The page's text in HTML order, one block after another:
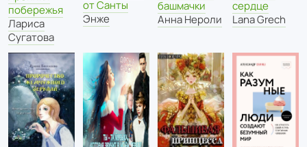
побережья
Лариса
Сугатова
от Санты
Энже
башмачки
Анна Нероли
сердце
Lana Grech